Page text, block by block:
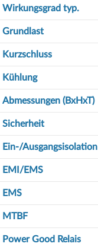
Wirkungsgrad typ.
Grundlast
Kurzschluss
Kühlung
Abmessungen (BxHxT)
Sicherheit
Ein-/Ausgangsisolation
EMI/EMS
EMS
MTBF
Power Good Relais